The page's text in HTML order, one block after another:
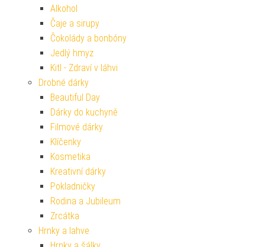
Alkohol
Čaje a sirupy
Čokolády a bonbóny
Jedlý hmyz
Kitl - Zdraví v láhvi
Drobné dárky
Beautiful Day
Dárky do kuchyně
Filmové dárky
Klíčenky
Kosmetika
Kreativní dárky
Pokladničky
Rodina a Jubileum
Zrcátka
Hrnky a lahve